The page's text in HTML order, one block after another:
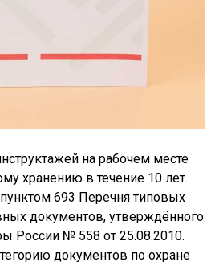
на рабочем месте
хранению в течение 10 лет.
693 Перечня типовых
документов, утверждённого
России № 558 от 25.08.2010.
документов по охране